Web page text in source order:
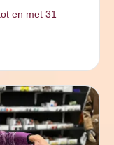
en met 31